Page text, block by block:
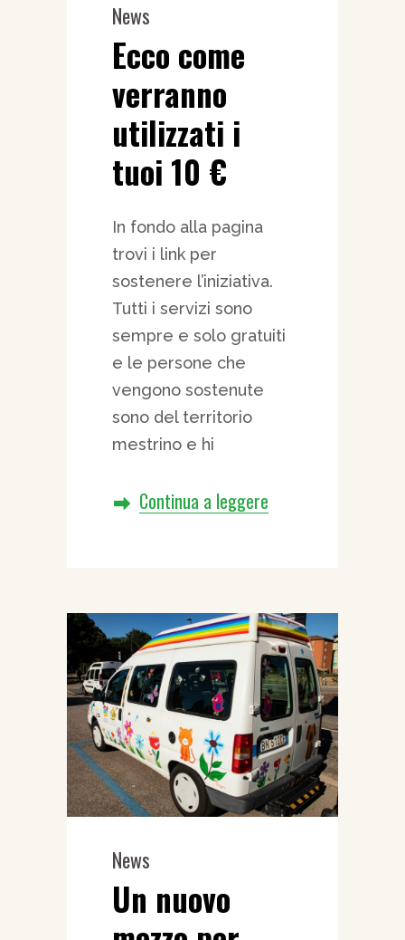
News
Ecco come
verranno
utilizzati i
tuoi 10 €
In fondo alla pagina
trovi i link per
sostenere l’iniziativa.
Tutti i servizi sono
sempre e solo gratuiti
e le persone che
vengono sostenute
sono del territorio
mestrino e hi
Continua a leggere
News
Un nuovo